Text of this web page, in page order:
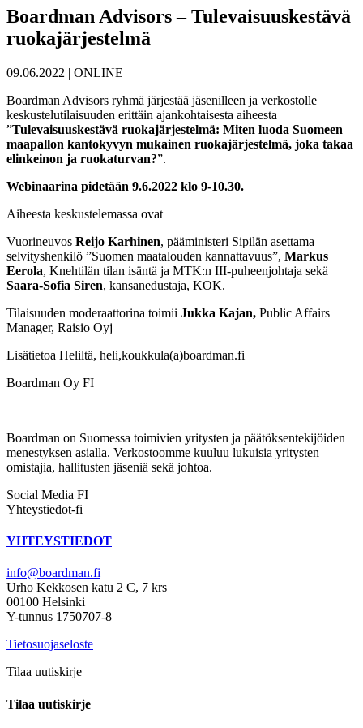
Boardman Advisors – Tulevaisuuskestävä
ruokajärjestelmä
09.06.2022 | ONLINE
Boardman Advisors ryhmä järjestää jäsenilleen ja verkostolle
keskustelutilaisuuden erittäin ajankohtaisesta aiheesta
”Tulevaisuuskestävä ruokajärjestelmä: Miten luoda Suomeen
maapallon kantokyvyn mukainen ruokajärjestelmä, joka takaa
elinkeinon ja ruokaturvan?”.
Webinaarina pidetään 9.6.2022 klo 9-10.30.
Aiheesta keskustelemassa ovat
Vuorineuvos Reijo Karhinen, pääministeri Sipilän asettama
selvityshenkilö ”Suomen maatalouden kannattavuus”, Markus
Eerola, Knehtilän tilan isäntä ja MTK:n III-puheenjohtaja sekä
Saara-Sofia Siren, kansanedustaja, KOK.
Tilaisuuden moderaattorina toimii Jukka Kajan, Public Affairs
Manager, Raisio Oyj
Lisätietoa Heliltä, heli,koukkula(a)boardman.fi
Boardman Oy FI
Boardman on Suomessa toimivien yritysten ja päätöksentekijöiden
menestyksen asialla. Verkostoomme kuuluu lukuisia yritysten
omistajia, hallitusten jäseniä sekä johtoa.
Social Media FI
Yhteystiedot-fi
YHTEYSTIEDOT
info@boardman.fi
Urho Kekkosen katu 2 C, 7 krs
00100 Helsinki
Y-tunnus 1750707-8
Tietosuojaseloste
Tilaa uutiskirje
Tilaa uutiskirje